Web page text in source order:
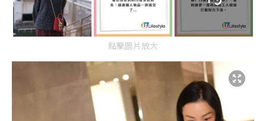
點擊圖片放大